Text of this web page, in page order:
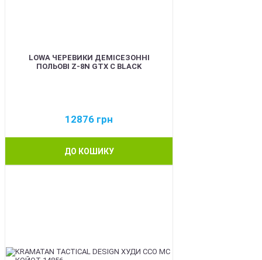
LOWA ЧЕРЕВИКИ ДЕМІСЕЗОННІ
ПОЛЬОВІ Z-8N GTX C BLACK
12876 грн
ДО КОШИКУ